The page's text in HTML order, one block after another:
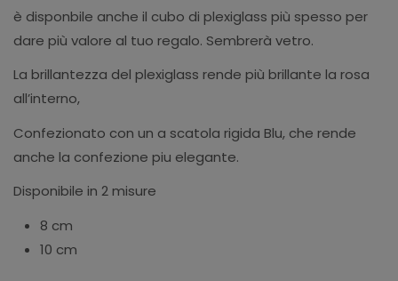
è disponbile anche il cubo di plexiglass più spesso per
dare più valore al tuo regalo. Sembrerà vetro.
La brillantezza del plexiglass rende più brillante la rosa
all’interno,
Confezionato con un a scatola rigida Blu, che rende
anche la confezione piu elegante.
Disponibile in 2 misure
8 cm
10 cm